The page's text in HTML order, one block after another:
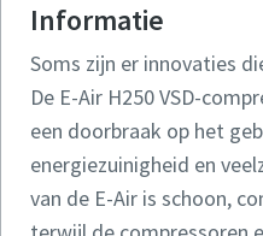
Informatie
Soms zijn er innovaties
De E-Air H250 VSD-
een doorbraak op het
energiezuinigheid en
van de E-Air is schoon,